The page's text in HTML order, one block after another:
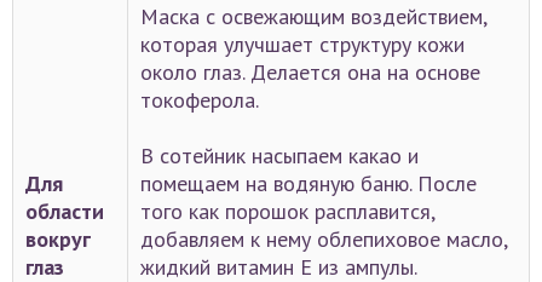
Для
области
вокруг
глаз
Маска с освежающим воздействием,
которая улучшает структуру кожи
около глаз. Делается она на основе
токоферола.
В сотейник насыпаем какао и
помещаем на водяную баню. После
того как порошок расплавится,
добавляем к нему облепиховое масло,
жидкий витамин Е из ампулы.